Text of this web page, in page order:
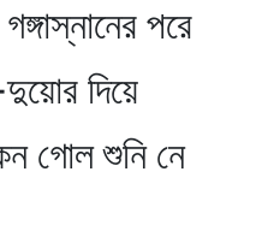
পরে
দিয়ে
শুনি নে